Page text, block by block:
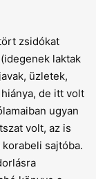
zsidókat
laktak
üzletek,
de itt volt
ugyan
volt, az is
sajtóba.